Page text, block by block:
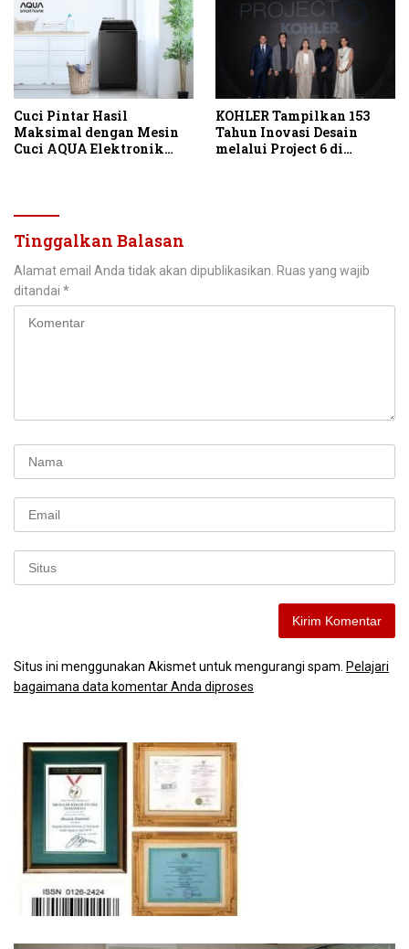
Cuci Pintar Hasil
Maksimal dengan Mesin
Cuci AQUA Elektronik
KOHLER Tampilkan 153
Tahun Inovasi Desain
melalui Project 6 di
Tinggalkan Balasan
Alamat email Anda tidak akan dipublikasikan. Ruas yang wajib
ditandai *
Situs ini menggunakan Akismet untuk mengurangi spam. Pelajari
bagaimana data komentar Anda diproses